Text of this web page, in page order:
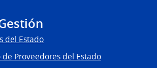
del Estado
de Proveedores del Estado